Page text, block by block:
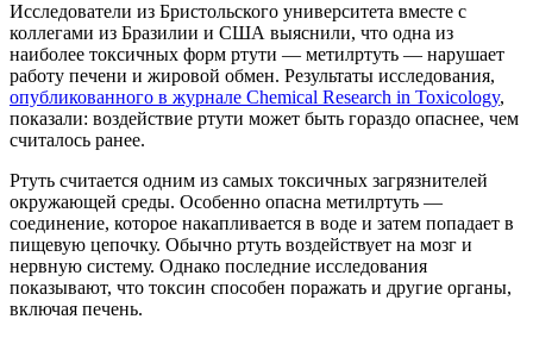
Исследователи из Бристольского университета вместе с
коллегами из Бразилии и США выяснили, что одна из
наиболее токсичных форм ртути — метилртуть — нарушает
работу печени и жировой обмен. Результаты исследования,
опубликованного в журнале Chemical Research in Toxicology,
показали: воздействие ртути может быть гораздо опаснее, чем
считалось ранее.
Ртуть считается одним из самых токсичных загрязнителей
окружающей среды. Особенно опасна метилртуть —
соединение, которое накапливается в воде и затем попадает в
пищевую цепочку. Обычно ртуть воздействует на мозг и
нервную систему. Однако последние исследования
показывают, что токсин способен поражать и другие органы,
включая печень.